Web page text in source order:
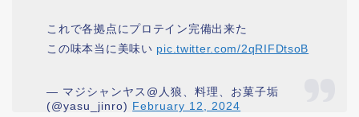
これで各拠点にプロテイン完備出来た
この味本当に美味い pic.twitter.com/2qRIFDtsoB
— マジシャンヤス@人狼、料理、お菓子垢
(@yasu_jinro) February 12, 2024